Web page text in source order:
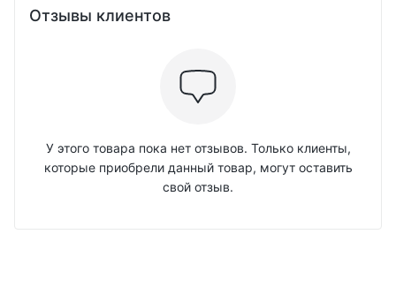
Отзывы клиентов
У этого товара пока нет отзывов. Только клиенты,
которые приобрели данный товар, могут оставить
свой отзыв.